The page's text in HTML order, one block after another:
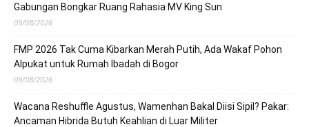
Gabungan Bongkar Ruang Rahasia MV King Sun
09/08/2026
FMP 2026 Tak Cuma Kibarkan Merah Putih, Ada Wakaf Pohon
Alpukat untuk Rumah Ibadah di Bogor
09/08/2026
Wacana Reshuffle Agustus, Wamenhan Bakal Diisi Sipil? Pakar:
Ancaman Hibrida Butuh Keahlian di Luar Militer